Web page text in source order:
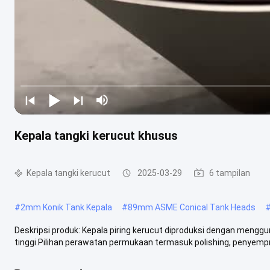
Kepala tangki kerucut khusus
Kepala tangki kerucut 2025-03-29 6 tampilan
#2mm Konik Tank Kepala #89mm ASME Conical Tank Heads
Deskripsi produk: Kepala piring kerucut diproduksi dengan
tinggi.Pilihan perawatan permukaan termasuk polishing,